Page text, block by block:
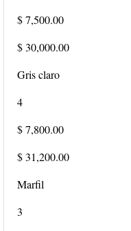
$ 7,500.00
$ 30,000.00
Gris claro
4
$ 7,800.00
$ 31,200.00
Marfil
3